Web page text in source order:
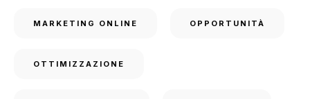
MARKETING ONLINE OPPORTUNITÀ
OTTIMIZZAZIONE